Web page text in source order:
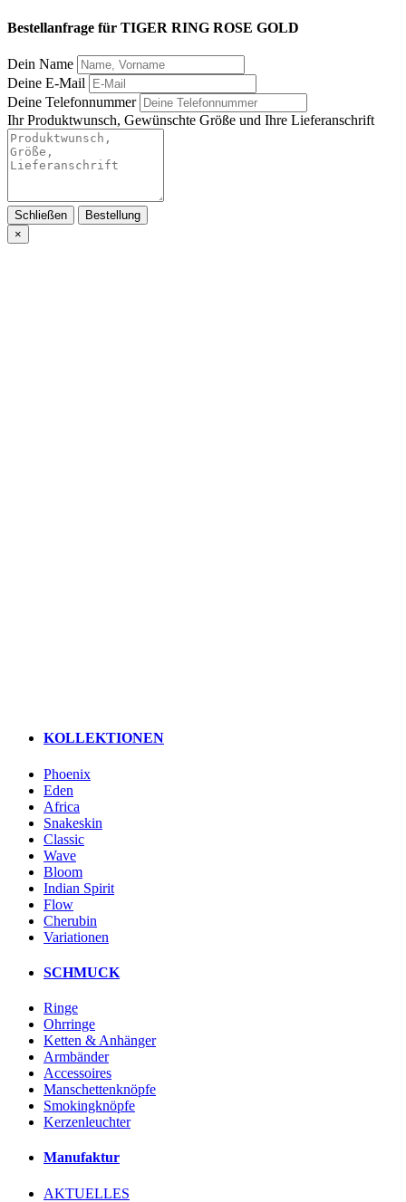
Bestellanfrage für TIGER RING ROSE GOLD
Dein Name
Deine E-Mail
Deine Telefonnummer
Ihr Produktwunsch, Gewünschte Größe und Ihre Lieferanschrift
Schließen
Bestellung
×
KOLLEKTIONEN
Phoenix
Eden
Africa
Snakeskin
Classic
Wave
Bloom
Indian Spirit
Flow
Cherubin
Variationen
SCHMUCK
Ringe
Ohrringe
Ketten & Anhänger
Armbänder
Accessoires
Manschettenknöpfe
Smokingknöpfe
Kerzenleuchter
Manufaktur
AKTUELLES